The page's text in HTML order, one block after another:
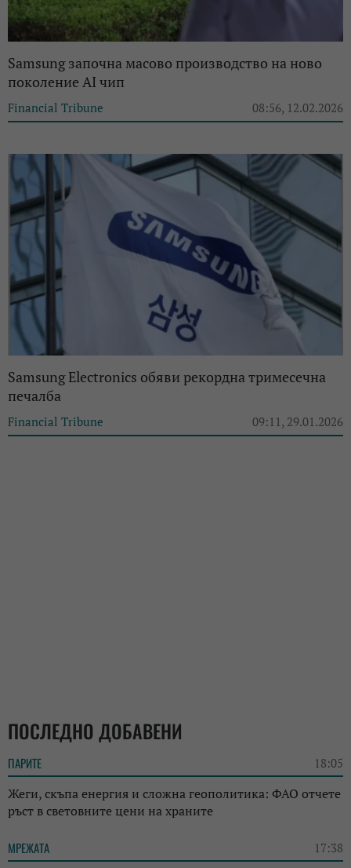
Samsung започна масово производство на ново
поколение AI чип
Financial Tribune 08:56, 12.02.2026
Samsung Electronics обяви рекордна тримесечна
печалба
Financial Tribune 09:11, 29.01.2026
ПОСЛЕДНО ДОБАВЕНИ
ПАРИТЕ 18:05
Жеги, скъпа енергия и сложна геополитика: ФАО отчете
ръст в световните цени на храните
МРЕЖАТА 17:38